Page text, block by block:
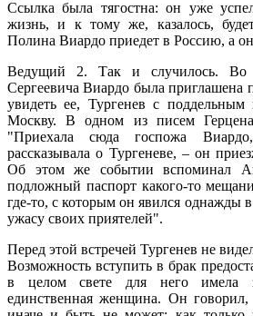
Ссылка была тягостна: он уже
жизнь, и к тому же, казалось,
Полина Виардо приедет в Россию, а
Ведущий 2. Так и случилось. Во
Сергеевича Виардо была приглашена
увидеть ее, Тургенев с поддельным
Москву. В одном из писем
"Приехала сюда госпожа
рассказывала о Тургеневе, – он
Об этом же событии вспоминал
подложный паспорт какого-то
где-то, с которым он явился однажды
ужасу своих приятелей".
Перед этой встречей Тургенев не
Возможность вступить в брак
в целом свете для него имела
единственная женщина. Он говорил,